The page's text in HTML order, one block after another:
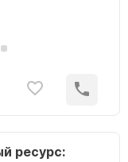
ресурс: